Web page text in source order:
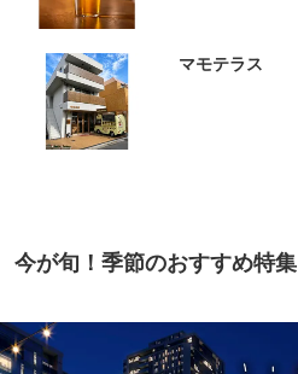
マモテラス
今が旬！季節のおすすめ特集